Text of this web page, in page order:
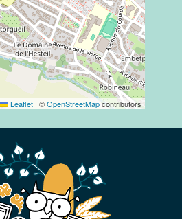
Leaflet | ©OpenStreetMapcontributors